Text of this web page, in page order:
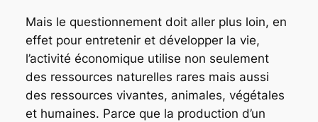
Mais le questionnement doit aller plus loin, en
effet pour entretenir et développer la vie,
l’activité économique utilise non seulement
des ressources naturelles rares mais aussi
des ressources vivantes, animales, végétales
et humaines. Parce que la production d’un